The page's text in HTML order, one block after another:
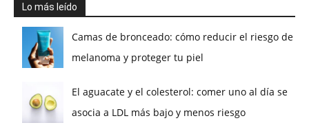
Lo más leído
Camas de bronceado: cómo reducir el riesgo de
melanoma y proteger tu piel
El aguacate y el colesterol: comer uno al día se
asocia a LDL más bajo y menos riesgo